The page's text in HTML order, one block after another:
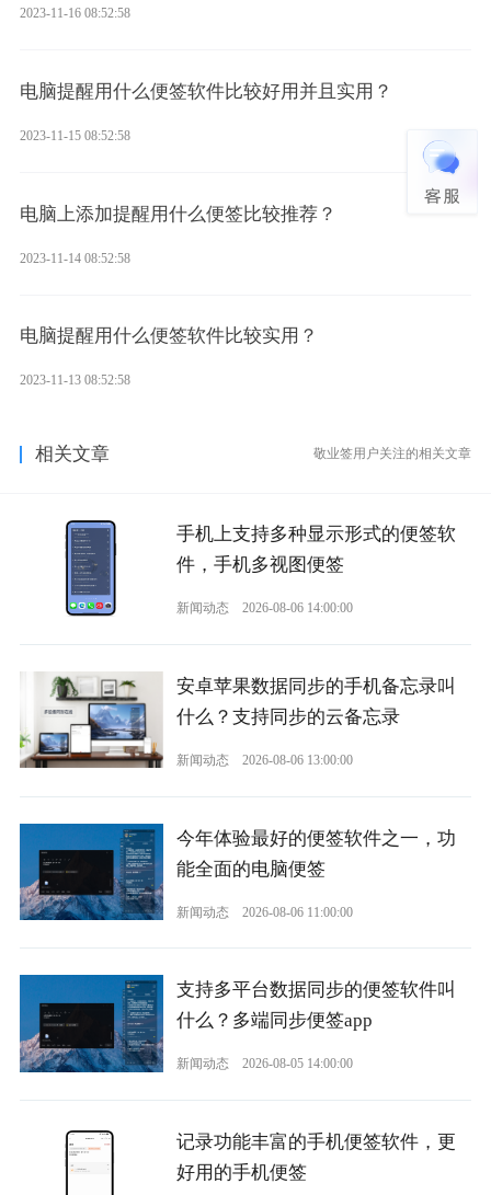
2023-11-16 08:52:58
电脑提醒用什么便签软件比较好用并且实用？
2023-11-15 08:52:58
电脑上添加提醒用什么便签比较推荐？
2023-11-14 08:52:58
电脑提醒用什么便签软件比较实用？
2023-11-13 08:52:58
相关文章 敬业签用户关注的相关文章
手机上支持多种显示形式的便签软
件，手机多视图便签
新闻动态 2026-08-06 14:00:00
安卓苹果数据同步的手机备忘录叫
什么？支持同步的云备忘录
新闻动态 2026-08-06 13:00:00
今年体验最好的便签软件之一，功
能全面的电脑便签
新闻动态 2026-08-06 11:00:00
支持多平台数据同步的便签软件叫
什么？多端同步便签app
新闻动态 2026-08-05 14:00:00
记录功能丰富的手机便签软件，更
好用的手机便签